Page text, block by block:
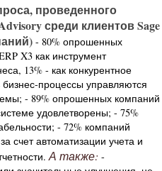
проведенного
среди клиентов Sage
- 80% опрошенных
X3 как инструмент
13% - как конкурентное
процессы управляются
- 89% опрошенных компаний
удовлетворены; - 75%
- 72% компаний
счет автоматизации учета и
А также: -